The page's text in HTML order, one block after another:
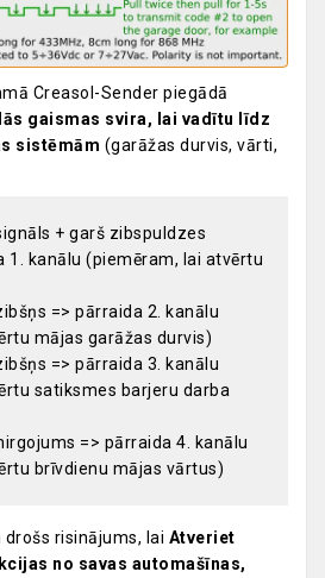
Creasol-Sender piegādā
gaismas svira, lai vadītu līdz
sistēmām (garāžas durvis, vārti,
+ garš zibspuldzes
1. kanālu (piemēram, lai atvērtu
=> pārraida 2. kanālu
mājas garāžas durvis)
=> pārraida 3. kanālu
satiksmes barjeru darba
=> pārraida 4. kanālu
brīvdienu mājas vārtus)
risinājums, lai Atveriet
no savas automašīnas,